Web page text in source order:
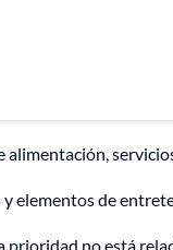
elementos de
no está